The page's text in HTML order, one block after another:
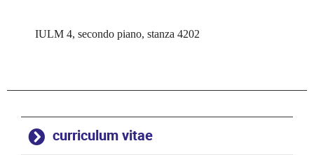
IULM 4, secondo piano, stanza 4202
curriculum vitae